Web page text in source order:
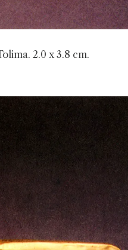
2.0 x 3.8 cm.